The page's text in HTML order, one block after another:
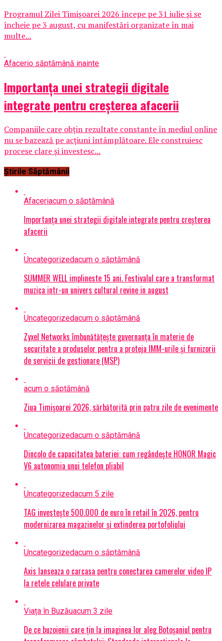
Programul Zilei Timișoarei 2026 începe pe 31 iulie și se
încheie pe 3 august, cu manifestări organizate în mai
multe...
Afacerio săptămână inainte
Importanța unei strategii digitale
integrate pentru creșterea afacerii
Companiile care obțin rezultate constante în mediul online
nu se bazează pe acțiuni întâmplătoare. Ele construiesc
procese clare și investesc...
Știrile Săptămânii
Afaceriacum o săptămână
Importanța unei strategii digitale integrate pentru creșterea
afacerii
Uncategorizedacum o săptămână
SUMMER WELL implineste 15 ani. Festivalul care a transformat
muzica intr-un univers cultural revine in august
Uncategorizedacum o săptămână
Zyxel Networks îmbunătățește guvernanța în materie de
securitate a produselor pentru a proteja IMM-urile și furnizorii
de servicii de gestionare (MSP)
acum o săptămână
Ziua Timișoarei 2026, sărbătorită prin patru zile de evenimente
Uncategorizedacum o săptămână
Dincolo de capacitatea bateriei: cum regândește HONOR Magic
V6 autonomia unui telefon pliabil
Uncategorizedacum 5 zile
TAG investește 500.000 de euro în retail în 2026, pentru
modernizarea magazinelor și extinderea portofoliului
Uncategorizedacum o săptămână
Axis lanseaza o carcasa pentru conectarea camerelor video IP
la retele celulare private
Viața în Buzăuacum 3 zile
De ce buzoienii care țin la imaginea lor aleg Botoșaniul pentru